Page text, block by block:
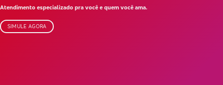
Atendimento especializado pra você e quem você ama.
SIMULE AGORA